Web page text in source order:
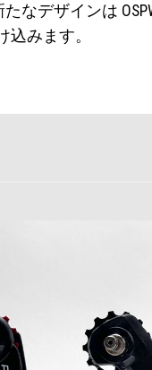
なデザインは
込みます。